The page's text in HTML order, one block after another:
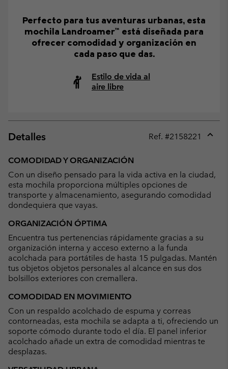
Perfecto para tus aventuras urbanas, esta
mochila Landroamer™ está diseñada para
ofrecer comodidad y organización en
cada paso que das.
Estilo de vida al
aire libre
Detalles Ref. #2158221
COMODIDAD Y ORGANIZACIÓN
Con un diseño pensado para la vida activa en la ciudad,
esta mochila proporciona múltiples opciones de
transporte y almacenamiento, asegurando comodidad
dondequiera que vayas.
ORGANIZACIÓN ÓPTIMA
Encuentra tus pertenencias rápidamente gracias a su
organización interna y acceso externo a la funda
acolchada para portátiles de hasta 15 pulgadas. Mantén
tus objetos objetos personales al alcance en sus dos
bolsillos exteriores con cremallera.
COMODIDAD EN MOVIMIENTO
Con un respaldo acolchado de espuma y correas
contorneadas, esta mochila se adapta a ti, ofreciendo un
soporte cómodo durante todo el día. El panel inferior
acolchado añade un extra de comodidad mientras te
desplazas.